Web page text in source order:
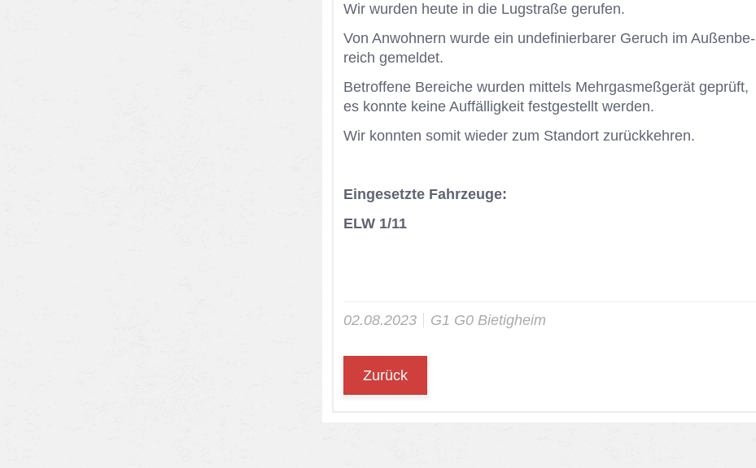
Wir wur­den heu­te in die Lug­stra­ße ge­ru­fen.
Von An­woh­nern wur­de ein un­de­fi­nier­ba­rer Ge­ruch im Au­ßen­be­
reich ge­mel­det.
Be­trof­fe­ne Be­rei­che wur­den mit­tels Mehr­gas­meß­ge­rät ge­prüft,
es konn­te kei­ne Auf­fäl­lig­keit fest­ge­stellt wer­den.
Wir konn­ten so­mit wie­der zum Stand­ort zu­rück­keh­ren.
Eingesetzte Fahrzeuge:
ELW 1/11
02.08.2023 G1 G0 Bie­tig­heim
Zurück